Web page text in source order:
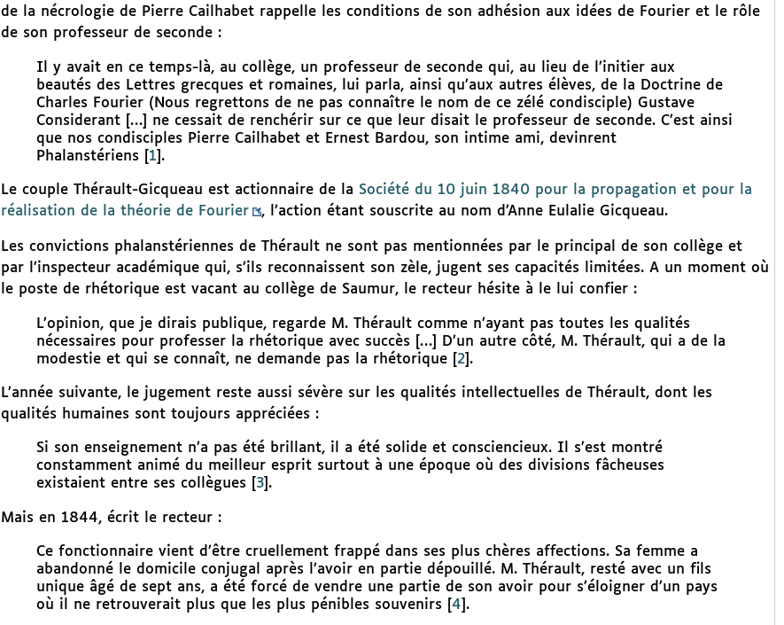
de la nécrologie de Pierre Cailhabet rappelle les conditions de son adhésion aux idées de Fourier et le rôle
de son professeur de seconde :
Il y avait en ce temps-là, au collège, un professeur de seconde qui, au lieu de l’initier aux
beautés des Lettres grecques et romaines, lui parla, ainsi qu’aux autres élèves, de la Doctrine de
Charles Fourier (Nous regrettons de ne pas connaître le nom de ce zélé condisciple) Gustave
Considerant […] ne cessait de renchérir sur ce que leur disait le professeur de seconde. C’est ainsi
que nos condisciples Pierre Cailhabet et Ernest Bardou, son intime ami, devinrent
Phalanstériens
1 .
Le couple Thérault-Gicqueau est actionnaire de la Société du 10 juin 1840 pour la propagation et pour la
réalisation de la théorie de Fourier
, l’action étant souscrite au nom d’Anne Eulalie Gicqueau.
Les convictions phalanstériennes de Thérault ne sont pas mentionnées par le principal de son collège et
par l’inspecteur académique qui, s’ils reconnaissent son zèle, jugent ses capacités limitées. A un moment où
le poste de rhétorique est vacant au collège de Saumur, le recteur hésite à le lui confier :
L’opinion, que je dirais publique, regarde M. Thérault comme n’ayant pas toutes les qualités
nécessaires pour professer la rhétorique avec succès […] D’un autre côté, M. Thérault, qui a de la
modestie et qui se connaît, ne demande pas la rhétorique[ 2] .
L’année suivante, le jugement reste aussi sévère sur les qualités intellectuelles de Thérault, dont les
qualités humaines sont toujours appréciées :
Si son enseignement n’a pas été brillant, il a été solide et consciencieux. Il s’est montré
constamment animé du meilleur esprit surtout à une époque où des divisions fâcheuses
existaient entre ses collègues
3] .
Mais en 1844, écrit le recteur :
Ce fonctionnaire vient d’être cruellement frappé dans ses plus chères affections. Sa femme a
abandonné le domicile conjugal après l’avoir en partie dépouillé. M. Thérault, resté avec un fils
unique âgé de sept ans, a été forcé de vendre une partie de son avoir pour s’éloigner d’un pays
où il ne retrouverait plus que les plus pénibles souvenirs
4 .